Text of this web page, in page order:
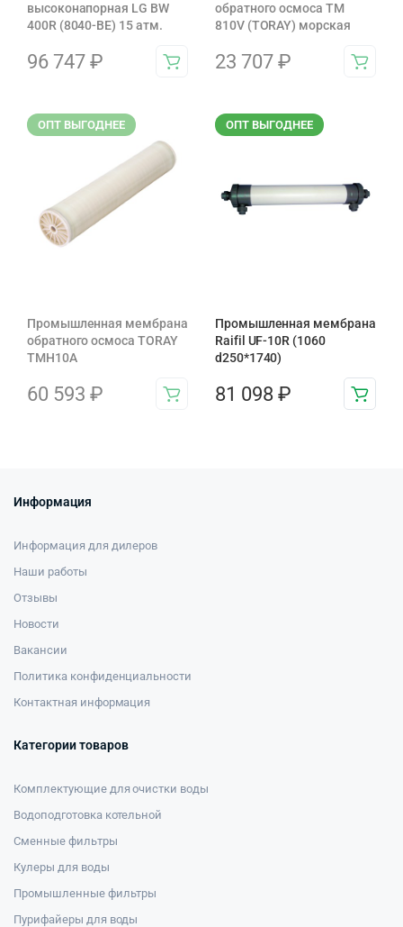
высоконапорная LG BW
400R (8040-BE) 15 атм.
96 747 ₽
обратного осмоса TM
810V (TORAY) морская
23 707 ₽
ОПТ ВЫГОДНЕЕ
Промышленная мембрана
обратного осмоса TORAY
TMH10A
60 593 ₽
ОПТ ВЫГОДНЕЕ
Промышленная мембрана
Raifil UF-10R (1060
d250*1740)
81 098 ₽
Информация
Информация для дилеров
Наши работы
Отзывы
Новости
Вакансии
Политика конфиденциальности
Контактная информация
Категории товаров
Комплектующие для очистки воды
Водоподготовка котельной
Сменные фильтры
Кулеры для воды
Промышленные фильтры
Пурифайеры для воды